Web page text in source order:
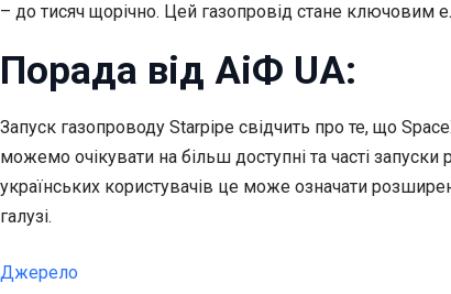
– до тисяч щорічно. Цей газопровід стане ключовим
Порада від АіФ UA:
Запуск газопроводу Starpipe свідчить про те, що
можемо очікувати на більш доступні та часті
українських користувачів це може означати
галузі.
Джерело